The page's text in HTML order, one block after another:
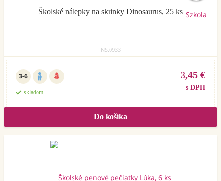
Školské nálepky na skrinky Dinosaurus, 25 ks
NS.0933
3-6
skladom
3,45 €
s DPH